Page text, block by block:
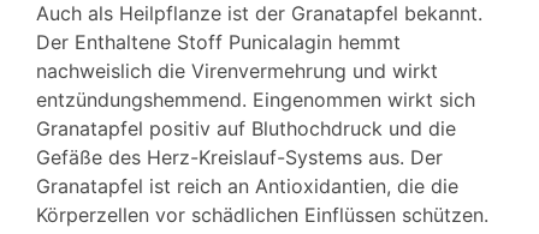
Auch als Heilpflanze ist der Granatapfel bekannt.
Der Enthaltene Stoff Punicalagin hemmt
nachweislich die Virenvermehrung und wirkt
entzündungshemmend. Eingenommen wirkt sich
Granatapfel positiv auf Bluthochdruck und die
Gefäße des Herz-Kreislauf-Systems aus. Der
Granatapfel ist reich an Antioxidantien, die die
Körperzellen vor schädlichen Einflüssen schützen.